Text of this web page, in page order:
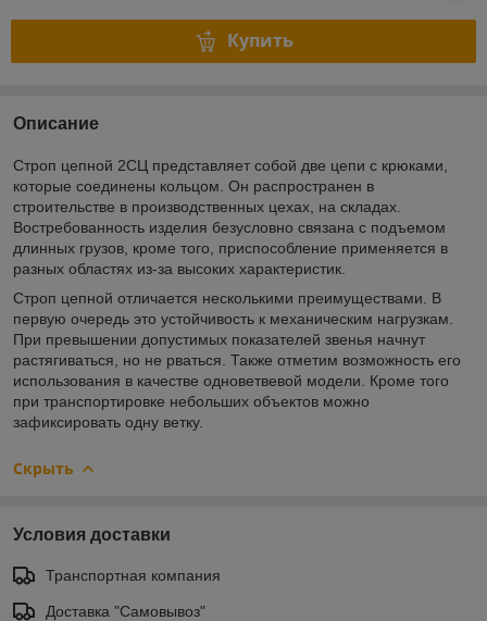
Купить
Описание
Строп цепной 2СЦ представляет собой две цепи с крюками,
которые соединены кольцом. Он распространен в
строительстве в производственных цехах, на складах.
Востребованность изделия безусловно связана с подъемом
длинных грузов, кроме того, приспособление применяется в
разных областях из-за высоких характеристик.
Строп цепной отличается несколькими преимуществами. В
первую очередь это устойчивость к механическим нагрузкам.
При превышении допустимых показателей звенья начнут
растягиваться, но не рваться. Также отметим возможность его
использования в качестве одноветвевой модели. Кроме того
при транспортировке небольших объектов можно
зафиксировать одну ветку.
Скрыть
Условия доставки
Транспортная компания
Доставка "Самовывоз"